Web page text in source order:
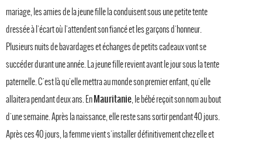
mariage, les amies de la jeune fille la conduisent sous une petite tente
dressée à l'écart où l'attendent son fiancé et les garçons d'honneur.
Plusieurs nuits de bavardages et échanges de petits cadeaux vont se
succéder durant une année. La jeune fille revient avant le jour sous la tente
paternelle. C'est là qu'elle mettra au monde son premier enfant, qu'elle
allaitera pendant deux ans. EnMauritanie, le bébé reçoit son nom au bout
d'une semaine. Après la naissance, elle reste sans sortir pendant 40 jours.
Après ces 40 jours, la femme vient s'installer définitivement chez elle et